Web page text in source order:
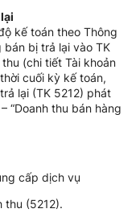
kế toán theo Thông
bị trả lại vào TK
(chi tiết Tài khoản
cuối kỳ kế toán,
lại (TK 5212) phát
“Doanh thu bán hàng
cấp dịch vụ
thu (5212).